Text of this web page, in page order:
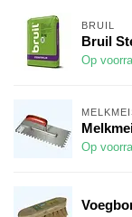
BRUIL
Bruil
Op
Op